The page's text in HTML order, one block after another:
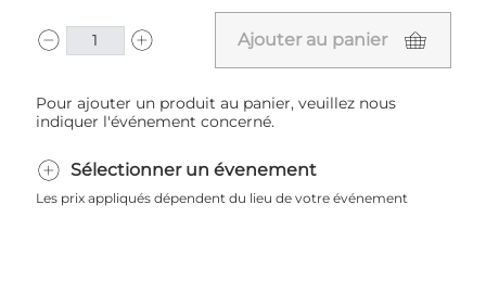
Ajouter au panier
Pour ajouter un produit au panier, veuillez nous
indiquer l'événement concerné.
Sélectionner un évenement
Les prix appliqués dépendent du lieu de votre événement